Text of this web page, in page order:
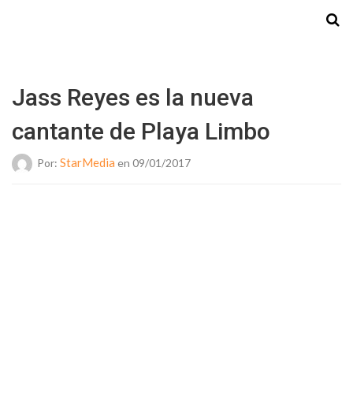
Jass Reyes es la nueva
cantante de Playa Limbo
Por: StarMedia en 09/01/2017